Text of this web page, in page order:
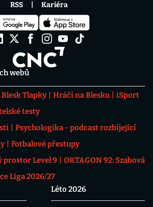
webů
Blesk Tlapky Hráči na Blesku
iSport
testy
Psychologika - podcast rozbíjející
Fotbalové přestupy
prostor Level 9
OKTAGON 92: Szabová
Liga 2026/27
Léto 2026
RSS Kariéra